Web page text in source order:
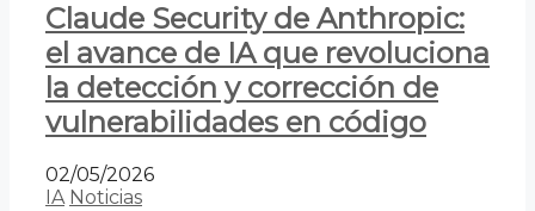
Claude Security de Anthropic:
el avance de IA que revoluciona
la detección y corrección de
vulnerabilidades en código
02/05/2026
IA Noticias